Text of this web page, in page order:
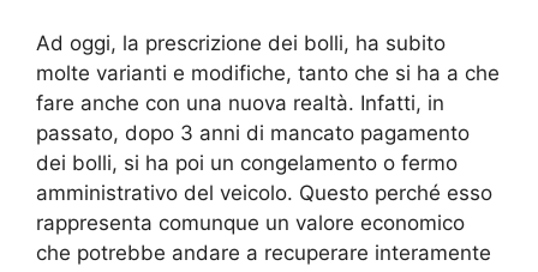
Ad oggi, la prescrizione dei bolli, ha subito
molte varianti e modifiche, tanto che si ha a che
fare anche con una nuova realtà. Infatti, in
passato, dopo 3 anni di mancato pagamento
dei bolli, si ha poi un congelamento o fermo
amministrativo del veicolo. Questo perché esso
rappresenta comunque un valore economico
che potrebbe andare a recuperare interamente